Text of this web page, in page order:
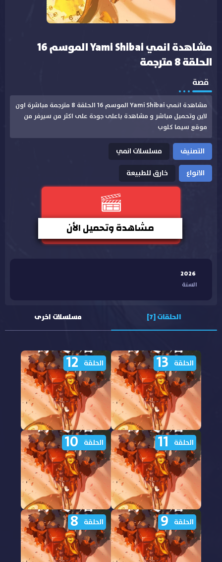
مشاهدة انمي Yami Shibai الموسم 16
الحلقة 8 مترجمة
قصة
مشاهدة انمي Yami Shibai الموسم 16 الحلقة 8 مترجمة مباشرة اون
لاين وتحميل مباشر و مشاهدة باعلى جودة على اكثر من سيرفر من
موقع سيما كلوب
التصنيف
مسلسلات انمي
الانواع
خارق للطبيعة
مشاهدة وتحميل الأن
2026
السنة
الحلقات [7] مسلسلات اخرى
مشاهدة انمي Yami
Shibai الموسم 16 الحلقة
13 مترجمة
الحلقة 13
مشاهدة انمي Yami
Shibai الموسم 16 الحلقة
12 مترجمة
الحلقة 12
مشاهدة انمي Yami
Shibai الموسم 16 الحلقة
11 مترجمة
الحلقة 11
مشاهدة انمي Yami
Shibai الموسم 16 الحلقة
10 مترجمة
الحلقة 10
الحلقة 9 الحلقة 8